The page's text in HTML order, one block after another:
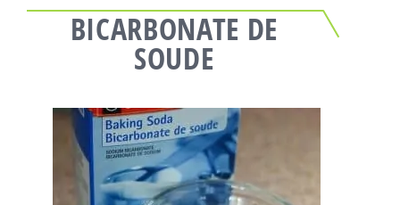
BICARBONATE DE
SOUDE